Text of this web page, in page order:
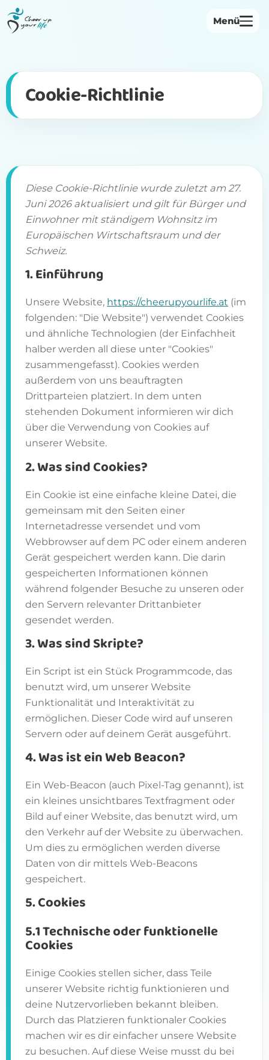
Menü
Herbst-Voranmeldung
Kontakt
Cookie-Richtlinie
Diese Cookie-Richtlinie wurde zuletzt am 27.
Juni 2026 aktualisiert und gilt für Bürger und
Einwohner mit ständigem Wohnsitz im
Europäischen Wirtschaftsraum und der
Schweiz.
1. Einführung
Unsere Website, https://cheerupyourlife.at (im
folgenden: "Die Website") verwendet Cookies
und ähnliche Technologien (der Einfachheit
halber werden all diese unter "Cookies"
zusammengefasst). Cookies werden
außerdem von uns beauftragten
Drittparteien platziert. In dem unten
stehenden Dokument informieren wir dich
über die Verwendung von Cookies auf
unserer Website.
2. Was sind Cookies?
Ein Cookie ist eine einfache kleine Datei, die
gemeinsam mit den Seiten einer
Internetadresse versendet und vom
Webbrowser auf dem PC oder einem anderen
Gerät gespeichert werden kann. Die darin
gespeicherten Informationen können
während folgender Besuche zu unseren oder
den Servern relevanter Drittanbieter
gesendet werden.
3. Was sind Skripte?
Ein Script ist ein Stück Programmcode, das
benutzt wird, um unserer Website
Funktionalität und Interaktivität zu
ermöglichen. Dieser Code wird auf unseren
Servern oder auf deinem Gerät ausgeführt.
4. Was ist ein Web Beacon?
Ein Web-Beacon (auch Pixel-Tag genannt), ist
ein kleines unsichtbares Textfragment oder
Bild auf einer Website, das benutzt wird, um
den Verkehr auf der Website zu überwachen.
Um dies zu ermöglichen werden diverse
Daten von dir mittels Web-Beacons
gespeichert.
5. Cookies
5.1 Technische oder funktionelle
Cookies
Einige Cookies stellen sicher, dass Teile
unserer Website richtig funktionieren und
deine Nutzervorlieben bekannt bleiben.
Durch das Platzieren funktionaler Cookies
machen wir es dir einfacher unsere Website
zu besuchen. Auf diese Weise musst du bei